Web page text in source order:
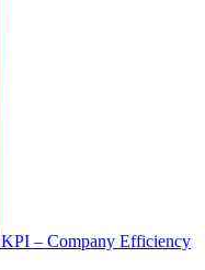
KPI – Company Efficiency